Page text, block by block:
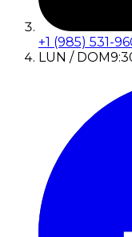
+1 (985) 531-
LUN / DOM